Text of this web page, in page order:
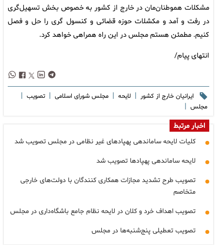
مشکلات هموطنان‌مان در خارج از کشور به خصوص بخش تسهیل‌گری
در رفت و آمد و مکشلات حوزه قضائی و کنسول گری را حل و فصل
کنیم. مطمئن هستم مجلس در این راه همراهی خواهد کرد.
انتهای پیام/
ایرانیان خارج از کشور | لایحه | مجلس شورای اسلامی | تصویب |
مجلس |
اخبار مرتبط
کلیات لایحه ساماندهی پهپادهای غیر نظامی در مجلس تصویب شد
لایحه ساماندهی پهپادها تصویب شد
تصویب طرح تشدید مجازات همکاری کنندگان با دولت‌های خارجی
متخاصم
تصویب اهداف خرد و کلان در لایحه نظام جامع باشگاه‌داری در مجلس
تصویب تعطیلی پنج‌شنبه‌ها در مجلس